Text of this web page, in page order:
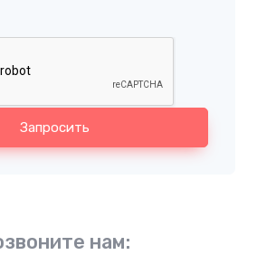
Запросить
нам: